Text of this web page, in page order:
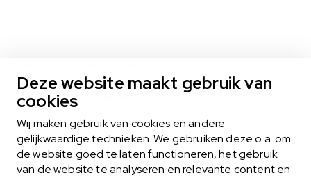
Deze website maakt gebruik van
cookies
Wij maken gebruik van cookies en andere
gelijkwaardige technieken. We gebruiken deze o.a. om
de website goed te laten functioneren, het gebruik
van de website te analyseren en relevante content en
Bekijk alle domeinen
MIDLANCEN
Het midlance-model biedt het beste van twee werelden